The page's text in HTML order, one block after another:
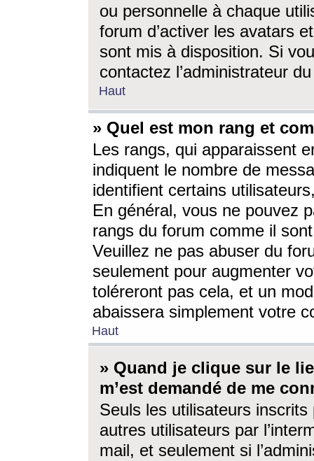
ou personnelle à chaque
forum d’activer les avatars
sont mis à disposition. Si
contactez l’administrateur
Haut
» Quel est mon rang et
Les rangs, qui apparaissent
indiquent le nombre de
identifient certains
En général, vous ne pouvez
rangs du forum comme il
Veuillez ne pas abuser du
seulement pour augmenter
toléreront pas cela, et un
abaissera simplement votre
Haut
» Quand je clique sur le
m’est demandé de me
Seuls les utilisateurs
autres utilisateurs par
mail, et seulement si